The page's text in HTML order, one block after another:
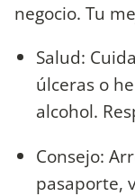
negocio. Tu
Salud:
úlceras o
alcohol.
Consejo:
pasaporte,